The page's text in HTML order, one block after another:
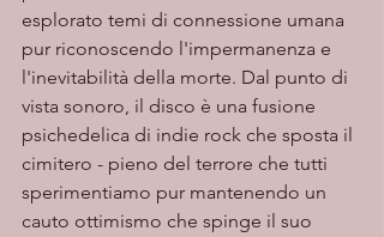
esplorato temi di connessione umana
pur riconoscendo l'impermanenza e
l'inevitabilità della morte. Dal punto di
vista sonoro, il disco è una fusione
psichedelica di indie rock che sposta il
cimitero - pieno del terrore che tutti
sperimentiamo pur mantenendo un
cauto ottimismo che spinge il suo